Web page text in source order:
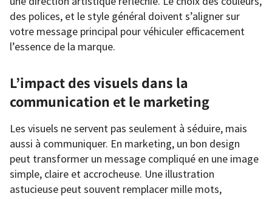
des polices, et le style général doivent s’aligner sur
votre message principal pour véhiculer efficacement
l’essence de la marque.
L’impact des visuels dans la
communication et le marketing
Les visuels ne servent pas seulement à séduire, mais
aussi à communiquer. En marketing, un bon design
peut transformer un message compliqué en une image
simple, claire et accrocheuse. Une illustration
astucieuse peut souvent remplacer mille mots,